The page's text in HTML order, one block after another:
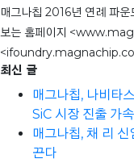
매그나칩 2016년 연례 파
보는 홈페이지
최신 글
매그나칩, 나비타
SiC 시장 진출 가속
매그나칩, 채 리
끈다